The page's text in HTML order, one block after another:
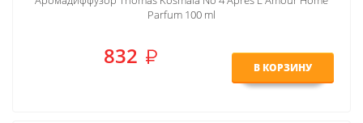
Parfum 100 ml
832 В КОРЗИНУ